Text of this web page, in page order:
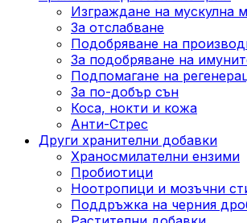
Изграждане на мускулна
За отслабване
Подобряване на
За подобряване на
Подпомагане на
За по-добър сън
Коса, нокти и кожа
Анти-Стрес
Други хранителни добавки
Храносмилателни ензими
Пробиотици
Ноотропици и мозъчни
Поддръжка на черния